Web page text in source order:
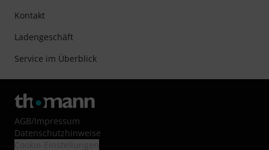
Kontakt
Ladengeschäft
Service im Überblick
AGB/Impressum
Datenschutzhinweise